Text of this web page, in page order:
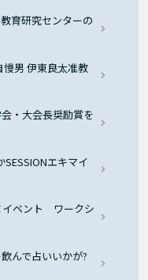
育研究センターの
慢男 伊東良太准教
・大会長奨励賞を
エキマイ
イベント ワークシ
んで占いいかが?